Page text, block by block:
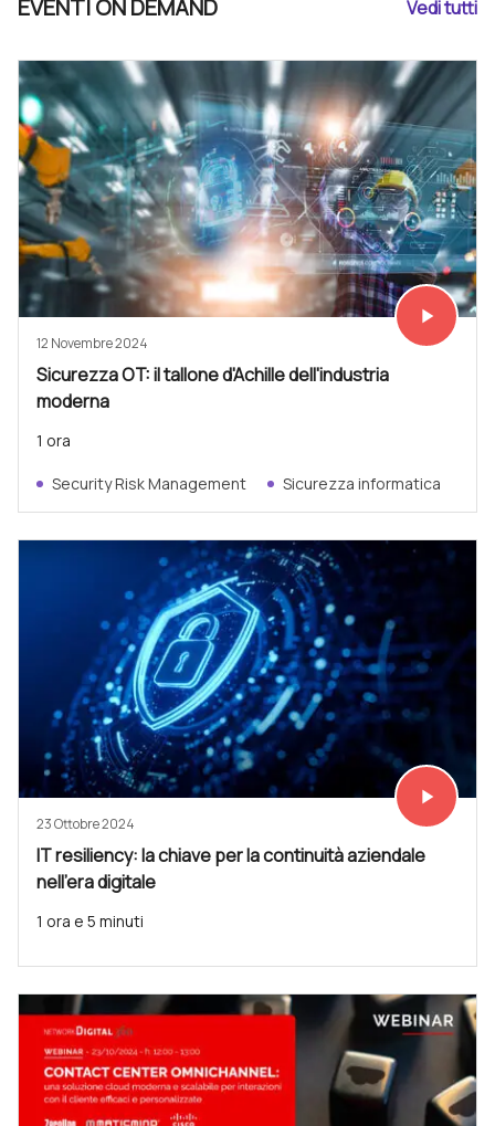
EVENTI ON DEMAND Vedi tutti
Vedi subito
play_arrow
12 Novembre 2024
Sicurezza OT: il tallone d'Achille dell'industria
moderna
1 ora
Security Risk Management Sicurezza informatica
Vedi subito
play_arrow
23 Ottobre 2024
IT resiliency: la chiave per la continuità aziendale
nell'era digitale
1 ora e 5 minuti